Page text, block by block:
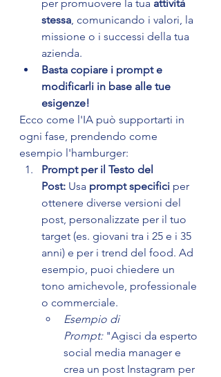
per promuovere la tua attività
stessa, comunicando i valori, la
missione o i successi della tua
azienda.
Basta copiare i prompt e
modificarli in base alle tue
esigenze!
Ecco come l'IA può supportarti in
ogni fase, prendendo come
esempio l'hamburger:
Prompt per il Testo del
Post: Usa prompt specifici per
ottenere diverse versioni del
post, personalizzate per il tuo
target (es. giovani tra i 25 e i 35
anni) e per i trend del food. Ad
esempio, puoi chiedere un
tono amichevole, professionale
o commerciale.
Esempio di
Prompt: "Agisci da esperto
social media manager e
crea un post Instagram per